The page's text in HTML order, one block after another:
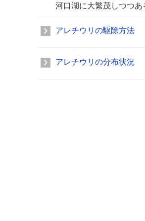
河口湖に大繁茂しつつ
アレチウリの駆除方法
アレチウリの分布状況